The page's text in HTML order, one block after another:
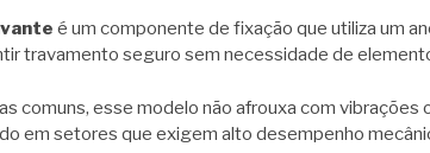
é um componente de fixação que utiliza um
travamento seguro sem necessidade de
comuns, esse modelo não afrouxa com vibrações
em setores que exigem alto desempenho